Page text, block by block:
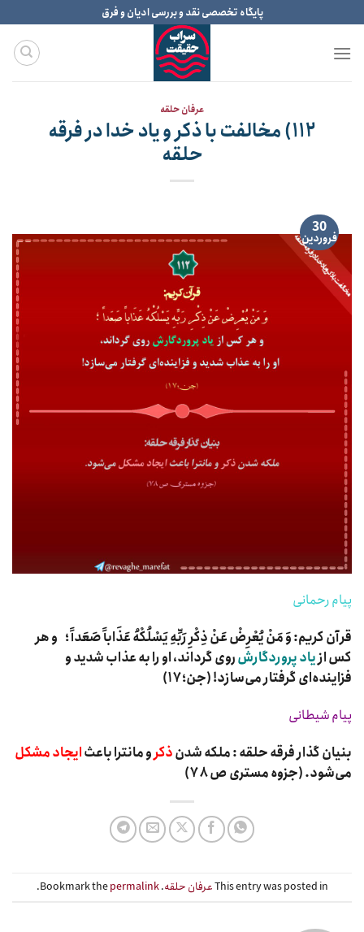
to
content
پایگاه تخصصی نقد و بررسی ادیان و فرق
عرفان حلقه
۱۱۲) مخالفت با ذکر و یاد خدا در فرقه
حلقه
30
فروردین
پیام رحمانی
قرآن کریم: وَ مَنْ یُعْرِضْ عَنْ ذِکْرِ رَبِّهِ یَسْلُکْهُ عَذَاباً صَعَداً ؛ و هر
کس ازیاد پروردگارشروى گرداند، او را به عذاب شدید و
فزاینده‌اى گرفتار مى‌سازد! (جن؛۱۷)
پیام شیطانی
بنیان گذار فرقه حلقه : ملکه شدنذکرو مانترا باعثایجاد مشکل
می‌شود. (جزوه مستری ص ۷۸)
This entry was posted inعرفان حلقه. Bookmark the
permalink
.